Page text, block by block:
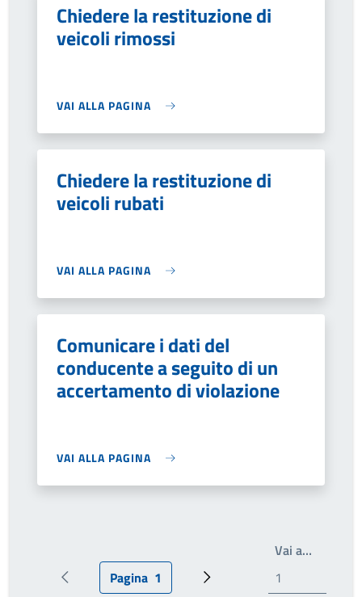
Chiedere la restituzione di
veicoli rimossi
VAI ALLA PAGINA
Chiedere la restituzione di
veicoli rubati
VAI ALLA PAGINA
Comunicare i dati del
conducente a seguito di un
accertamento di violazione
VAI ALLA PAGINA
Pagina precedentePagina attuale
Pagina 1 Prossima pagina
Vai a…